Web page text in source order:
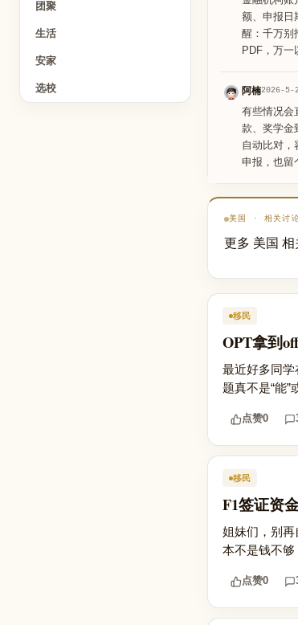
团聚
生活
安家
选校
额、申报日
醒：千万别
PDF，万一
阿楠2026-5-
有些情况会
款、奖学金
自动比对，
申报，也留
美国 · 相关讨
更多 美国
移民
OPT拿到
最近好多同
题真不是“能
点赞0
移民
F1签证资
姐妹们，别
本不是钱不够
点赞0